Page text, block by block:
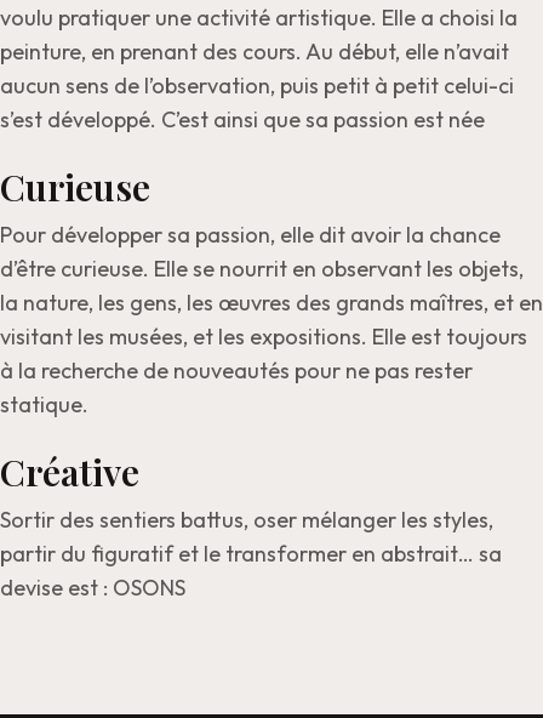
voulu pratiquer une activité artistique. Elle a choisi la
peinture, en prenant des cours. Au début, elle n’avait
aucun sens de l’observation, puis petit à petit celui-ci
s’est développé. C’est ainsi que sa passion est née
Curieuse
Pour développer sa passion, elle dit avoir la chance
d’être curieuse. Elle se nourrit en observant les objets,
la nature, les gens, les œuvres des grands maîtres, et en
visitant les musées, et les expositions. Elle est toujours
à la recherche de nouveautés pour ne pas rester
statique.
Créative
Sortir des sentiers battus, oser mélanger les styles,
partir du figuratif et le transformer en abstrait… sa
devise est : OSONS